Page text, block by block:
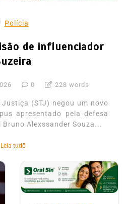
Polícia
de influenciador
0 228 words
(STJ) negou um novo
apresentado pela defesa
Alexssander Souza...
Leia tudo